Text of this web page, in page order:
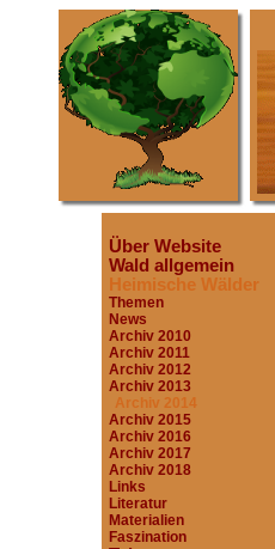
Über Website
Wald allgemein
Heimische Wälder
Themen
News
Archiv 2010
Archiv 2011
Archiv 2012
Archiv 2013
Archiv 2014
Archiv 2015
Archiv 2016
Archiv 2017
Archiv 2018
Links
Literatur
Materialien
Faszination